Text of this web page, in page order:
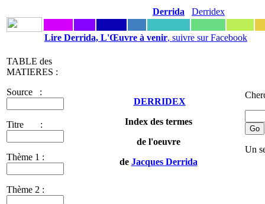
Derrida Derridex
Lire Derrida, L'Œuvre à venir, suivre sur Facebook
TABLE des
MATIERES :
Source :
Titre :
Thème 1 :
Thème 2 :
DERRIDEX
Index des termes
de l'oeuvre
de Jacques Derrida
Un